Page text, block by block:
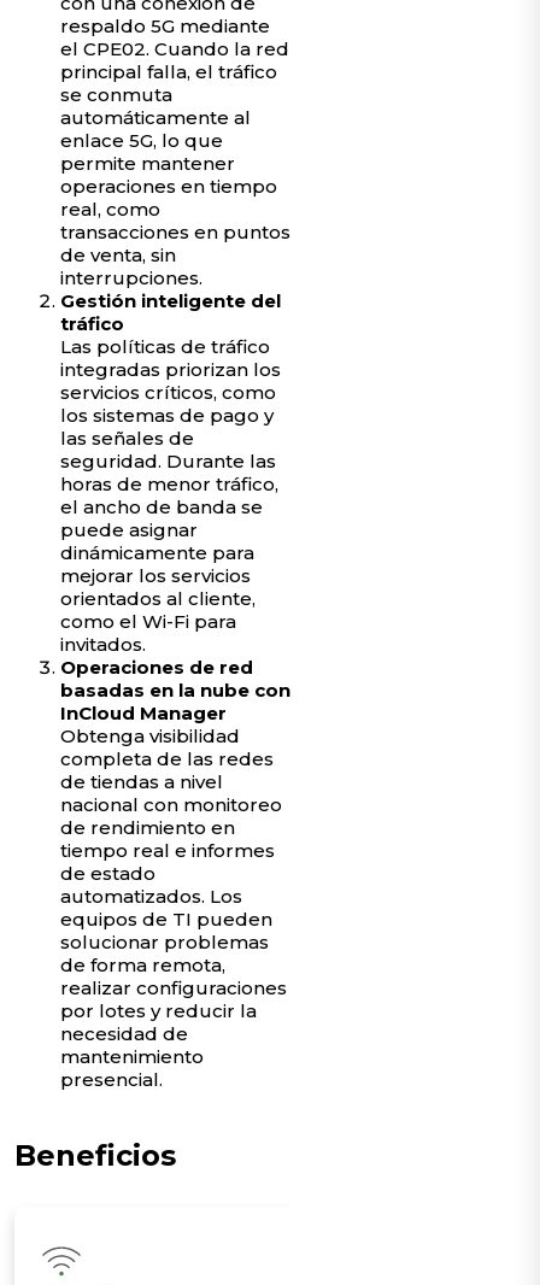
respaldo 5G mediante
el CPE02. Cuando la red
principal falla, el tráfico
se conmuta
automáticamente al
enlace 5G, lo que
permite mantener
operaciones en tiempo
real, como
transacciones en puntos
de venta, sin
interrupciones.
Gestión inteligente del
tráfico
Las políticas de tráfico
integradas priorizan los
servicios críticos, como
los sistemas de pago y
las señales de
seguridad. Durante las
horas de menor tráfico,
el ancho de banda se
puede asignar
dinámicamente para
mejorar los servicios
orientados al cliente,
como el Wi-Fi para
invitados.
Operaciones de red
basadas en la nube con
InCloud Manager
Obtenga visibilidad
completa de las redes
de tiendas a nivel
nacional con monitoreo
de rendimiento en
tiempo real e informes
de estado
automatizados. Los
equipos de TI pueden
solucionar problemas
de forma remota,
realizar configuraciones
por lotes y reducir la
necesidad de
mantenimiento
presencial.
Beneficios